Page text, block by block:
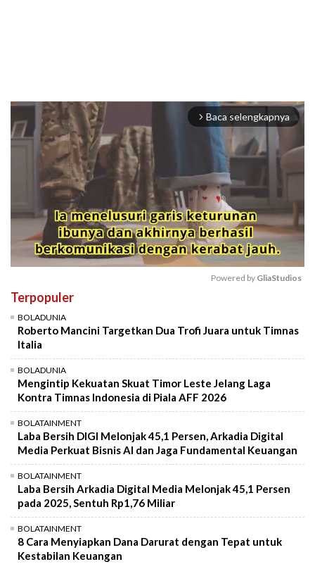
arrow_forward_ios Baca selengkapnya
Powered by GliaStudios
Terpopuler
BOLADUNIA
Roberto Mancini Targetkan Dua Trofi Juara untuk Timnas
Italia
BOLADUNIA
Mengintip Kekuatan Skuat Timor Leste Jelang Laga
Kontra Timnas Indonesia di Piala AFF 2026
BOLATAINMENT
Laba Bersih DIGI Melonjak 45,1 Persen, Arkadia Digital
Media Perkuat Bisnis AI dan Jaga Fundamental Keuangan
BOLATAINMENT
Laba Bersih Arkadia Digital Media Melonjak 45,1 Persen
pada 2025, Sentuh Rp1,76 Miliar
BOLATAINMENT
8 Cara Menyiapkan Dana Darurat dengan Tepat untuk
Kestabilan Keuangan